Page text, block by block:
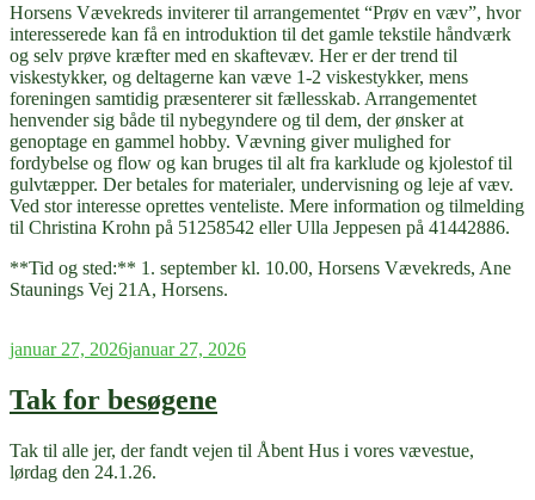
Horsens Vævekreds inviterer til arrangementet “Prøv en væv”, hvor
interesserede kan få en introduktion til det gamle tekstile håndværk
og selv prøve kræfter med en skaftevæv. Her er der trend til
viskestykker, og deltagerne kan væve 1-2 viskestykker, mens
foreningen samtidig præsenterer sit fællesskab. Arrangementet
henvender sig både til nybegyndere og til dem, der ønsker at
genoptage en gammel hobby. Vævning giver mulighed for
fordybelse og flow og kan bruges til alt fra karklude og kjolestof til
gulvtæpper. Der betales for materialer, undervisning og leje af væv.
Ved stor interesse oprettes venteliste. Mere information og tilmelding
til Christina Krohn på 51258542 eller Ulla Jeppesen på 41442886.
**Tid og sted:** 1. september kl. 10.00, Horsens Vævekreds, Ane
Staunings Vej 21A, Horsens.
Udgivet
januar 27, 2026januar 27, 2026
Tak for besøgene
Tak til alle jer, der fandt vejen til Åbent Hus i vores vævestue,
lørdag den 24.1.26.